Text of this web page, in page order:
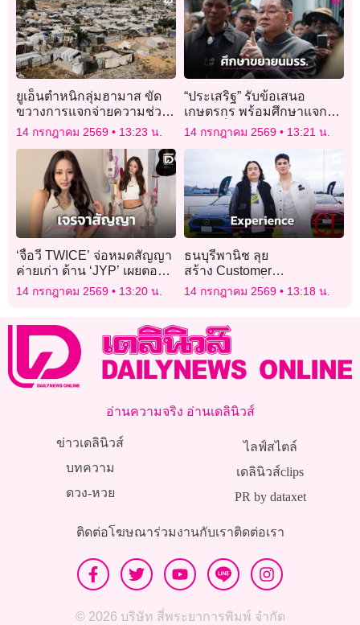
ยูเอ็นตำหนิกลุ่มฮามาส ขัด
ขวางการแจกจ่ายความช่วย
เหลือในฉนวนกาซา
14 กรกฎาคม 2569 13:23 น.
“ประเสริฐ” รับข้อเสนอ
เกษตรกร พร้อมศึกษาแจก
นมถึงเด็กมัธยม แก้ปมนมล้น
14 กรกฎาคม 2569 13:21 น.
‘จื่อวี TWICE’ จ่อหมดสัญญา
ค่ายเก่า ด้าน ‘JYP’ เผยตอนนี้
กำลังอยู่ระหว่างเจรจาต่อ
สัญญา
14 กรกฎาคม 2569 13:20 น.
ธนบุรีพานิช ลุย
สร้าง Customer
Experience เชื่อมโยงลูกค้า
ผ่านโลกมอเตอร์สปอร์ต
14 กรกฎาคม 2569 13:18 น.
อ่านความจริง อ่านเดลินิวส์
ข่าวเดลินิวส์
บทความ
ดวง-หวย
ไลฟ์สไตล์
เดลินิวส์clips
PR by dataxet
ติดต่อโฆษณาร่วมงานกับเราติดต่อเรา
© 2026 บริษัท สี่พระยาการพิมพ์ จำกัด